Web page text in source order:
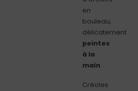
en
bouleau,
délicatement
peintes
à la
main
Créoles